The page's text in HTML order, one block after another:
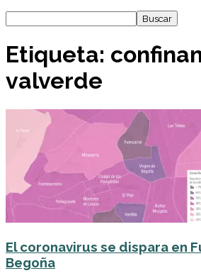
Etiqueta:
valverde
El coronavirus se dispara en
Begoña